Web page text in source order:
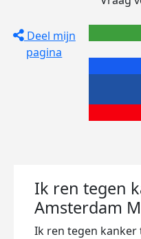
Deel mijn
pagina
Ik ren tegen
Amsterdam
Ik ren tegen kanker